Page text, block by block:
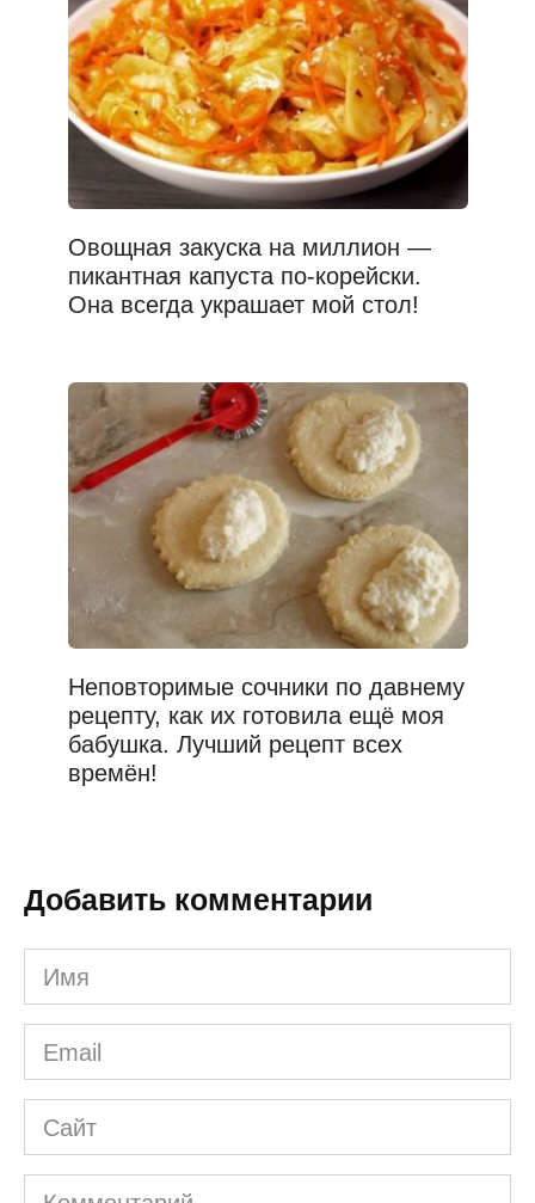
Овощная закуска на миллион —
пикантная капуста по-корейски.
Она всегда украшает мой стол!
Неповторимые сочники по давнему
рецепту, как их готовила ещё моя
бабушка. Лучший рецепт всех
времён!
Добавить комментарии
Имя
*
Email
*
Сайт
Комментарий